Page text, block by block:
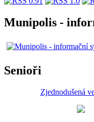
Munipolis -
Senioři
Zjednodušená